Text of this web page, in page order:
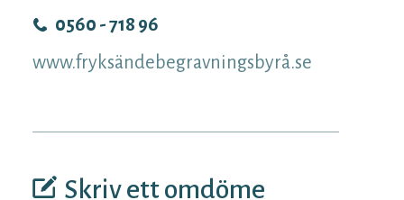
Skriv ett omdöme
0560 - 718 96
www.fryksändebegravningsbyrå.se